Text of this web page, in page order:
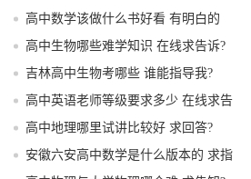
我?
高中数学该做什么书好看 有明白的
吗?
高中生物哪些难学知识 在线求告诉?
吉林高中生物考哪些 谁能指导我?
高中英语老师等级要求多少 在线求告
诉?
高中地理哪里试讲比较好 求回答?
安徽六安高中数学是什么版本的 求指